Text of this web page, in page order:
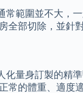
範圍並不大，
部切除，並針
量身訂製的精
的體重、適度